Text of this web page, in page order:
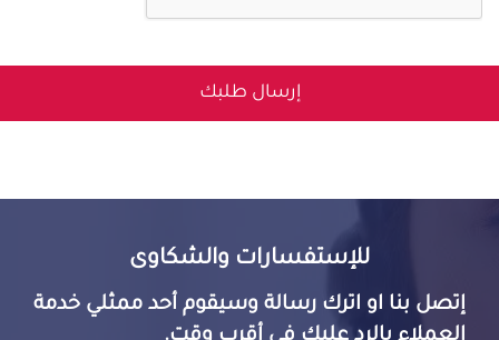
إرسال طلبك
للإستفسارات والشكاوى
إتصل بنا او اترك رسالة وسيقوم أحد ممثلي خدمة